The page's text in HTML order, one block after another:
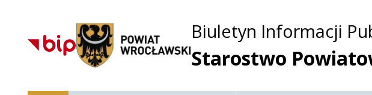
Biuletyn Informacji
Starostwo